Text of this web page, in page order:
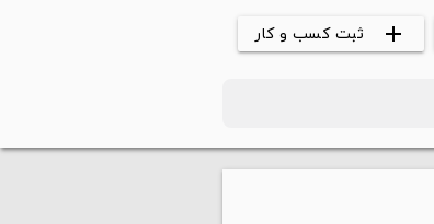
add ثبت کسب و کار